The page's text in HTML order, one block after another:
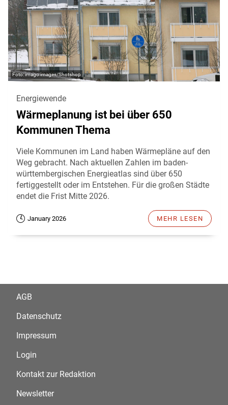
imago images/Shotshop
Energiewende
Wärmeplanung ist bei über 650
Kommunen Thema
Viele Kommunen im Land haben Wärmepläne auf den
Weg gebracht. Nach aktuellen Zahlen im baden-
württembergischen Energieatlas sind über 650
fertiggestellt oder im Entstehen. Für die großen Städte
endet die Frist Mitte 2026.
January 2026 MEHR LESEN
AGB
Datenschutz
Impressum
Login
Kontakt zur Redaktion
Newsletter